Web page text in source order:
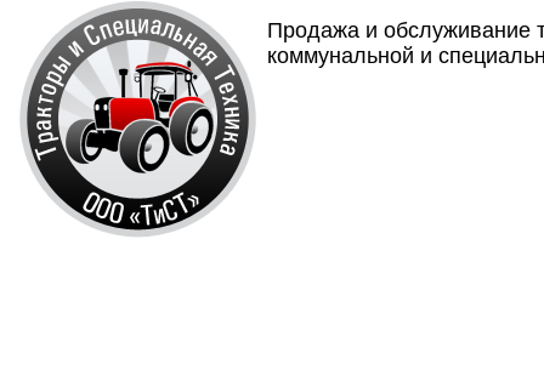
Продажа и обслуживание
коммунальной и